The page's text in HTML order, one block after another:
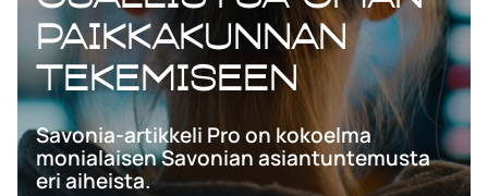
paikkakunnan
tekemiseen
Savonia-artikkeli Pro on kokoelma
monialaisen Savonian asiantuntemusta
eri aiheista.